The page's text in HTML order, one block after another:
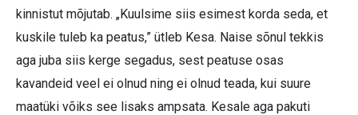
kinnistut mõjutab. „Kuulsime siis esimest korda seda, et
kuskile tuleb ka peatus,” ütleb Kesa. Naise sõnul tekkis
aga juba siis kerge segadus, sest peatuse osas
kavandeid veel ei olnud ning ei olnud teada, kui suure
maatüki võiks see lisaks ampsata. Kesale aga pakuti